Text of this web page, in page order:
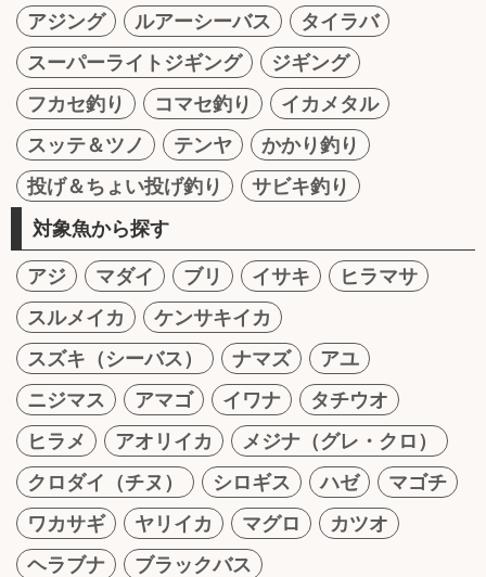
アジング
ルアーシーバス
タイラバ
スーパーライトジギング
ジギング
フカセ釣り
コマセ釣り
イカメタル
スッテ＆ツノ
テンヤ
かかり釣り
投げ＆ちょい投げ釣り
サビキ釣り
対象魚から探す
アジ マダイ ブリ イサキ
ヒラマサ
スルメイカ
ケンサキイカ
スズキ（シーバス）
ナマズ
アユ
ニジマス
アマゴ イワナ
タチウオ
ヒラメ
アオリイカ
メジナ（グレ・クロ）
クロダイ（チヌ）
シロギス ハゼ
マゴチ
ワカサギ
ヤリイカ マグロ
カツオ
ヘラブナ
ブラックバス